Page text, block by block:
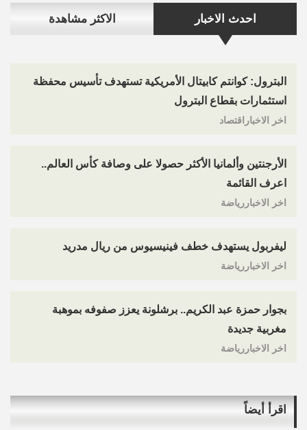
احدث الاخبار الاكثر مشاهدة
البترول: كوانتم كابيتال الأمريكية تستهدف تأسيس محفظة
استثمارات بقطاع البترول
اخر الاخباراقتصاد
الأرجنتين وألمانيا الأكثر حصولا على وصافة كأس العالم..
اعرف القائمة
اخر الاخباررياضة
ليفربول يستهدف خطف فينيسيوس من ريال مدريد
اخر الاخباررياضة
بجوار حمزة عبد الكريم.. برشلونة يعزز صفوفه بموهبة
مغربية جديدة
اخر الاخباررياضة
اقرأ أيضاً